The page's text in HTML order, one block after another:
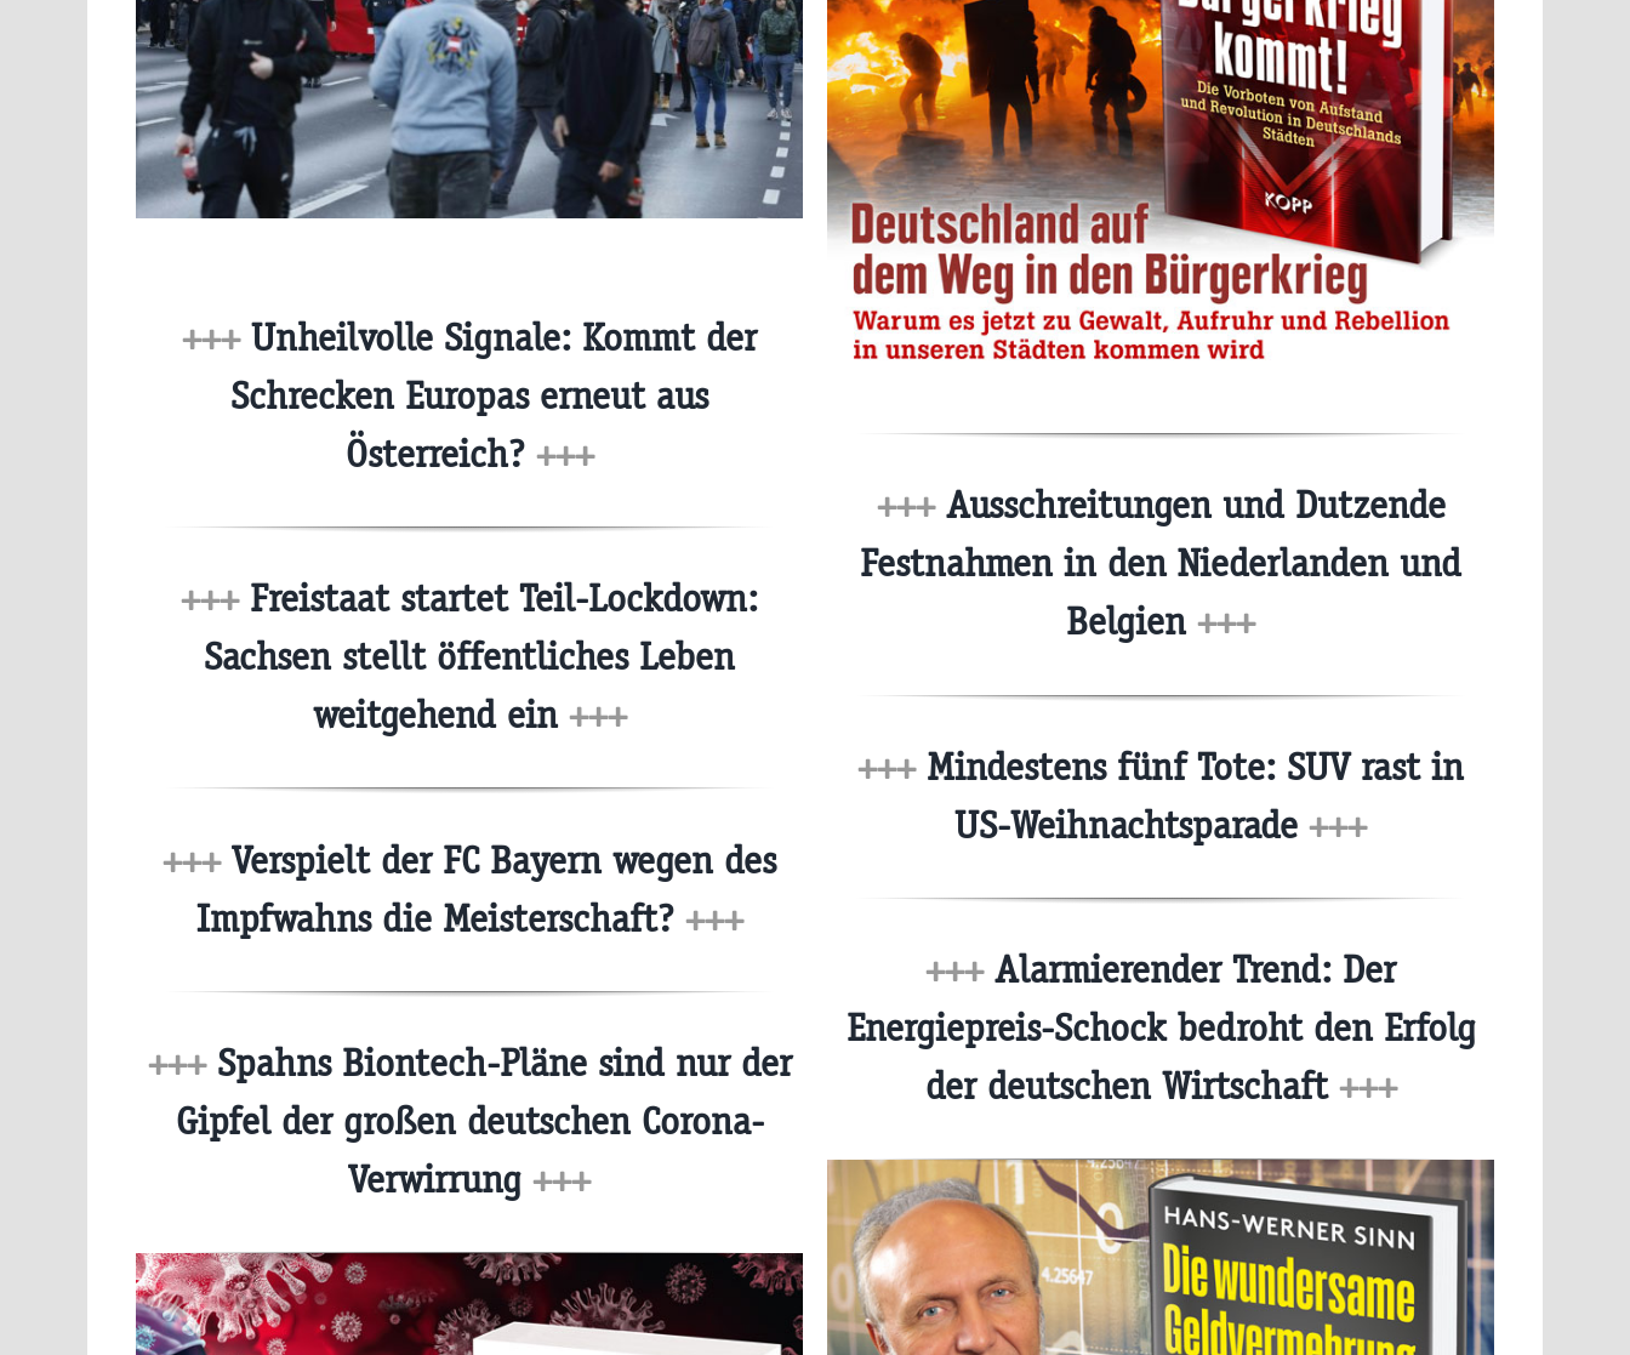
+++Unheilvolle Signale: Kommt der
Schrecken Europas erneut aus
Österreich? +++
+++Freistaat startet Teil-Lockdown:
Sachsen stellt öffentliches Leben
weitgehend ein +++
+++Verspielt der FC Bayern wegen des
Impfwahns die Meisterschaft? +++
+++Spahns Biontech-Pläne sind nur der
Gipfel der großen deutschen Corona-
Verwirrung +++
+++Ausschreitungen und Dutzende
Festnahmen in den Niederlanden und
Belgien +++
+++Mindestens fünf Tote: SUV rast in
US-Weihnachtsparade +++
+++Alarmierender Trend: Der
Energiepreis-Schock bedroht den Erfolg
der deutschen Wirtschaft +++